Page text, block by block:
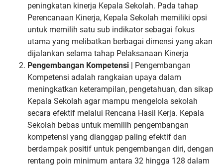
peningkatan kinerja Kepala Sekolah. Pada tahap
Perencanaan Kinerja, Kepala Sekolah memiliki opsi
untuk memilih satu sub indikator sebagai fokus
utama yang melibatkan berbagai dimensi yang akan
dijalankan selama tahap Pelaksanaan Kinerja
Pengembangan Kompetensi | Pengembangan
Kompetensi adalah rangkaian upaya dalam
meningkatkan keterampilan, pengetahuan, dan sikap
Kepala Sekolah agar mampu mengelola sekolah
secara efektif melalui Rencana Hasil Kerja. Kepala
Sekolah bebas untuk memilih pengembangan
kompetensi yang dianggap paling efektif dan
berdampak positif untuk pengembangan diri, dengan
rentang poin minimum antara 32 hingga 128 dalam